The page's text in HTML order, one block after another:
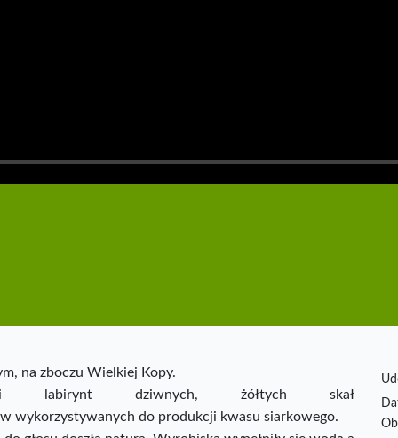
na zboczu Wielkiej Kopy.
labirynt dziwnych, żółtych skał
wykorzystywanych do produkcji kwasu siarkowego.